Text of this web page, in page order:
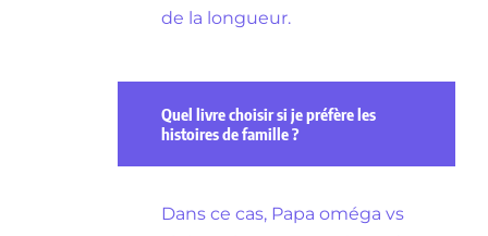
de la longueur.
Quel livre choisir si je préfère les
histoires de famille ?
Dans ce cas, Papa oméga vs